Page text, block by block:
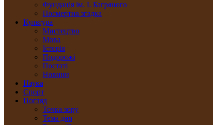
Фундація ім. І. Багряного
Посмертна згадка
Культура
Мистецтво
Мова
Історія
Подорожі
Постаті
Новини
Наука
Спорт
Погляд
Точка зору
Тема дня